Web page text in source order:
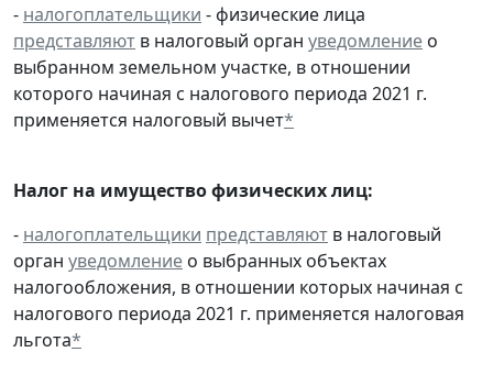
- налогоплательщики - физические лица
представляют в налоговый орган уведомление о
выбранном земельном участке, в отношении
которого начиная с налогового периода 2021 г.
применяется налоговый вычет*
Налог на имущество физических лиц:
- налогоплательщики представляют в налоговый
орган уведомление о выбранных объектах
налогообложения, в отношении которых начиная с
налогового периода 2021 г. применяется налоговая
льгота*